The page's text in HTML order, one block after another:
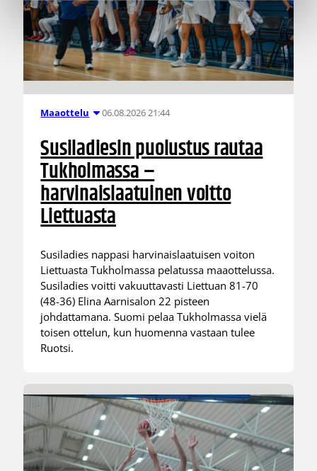
Maaottelu 06.08.2026 21:44
Susiladiesin puolustus rautaa
Tukholmassa –
harvinaislaatuinen voitto
Liettuasta
Susiladies nappasi harvinaislaatuisen voiton
Liettuasta Tukholmassa pelatussa maaottelussa.
Susiladies voitti vakuuttavasti Liettuan 81-70
(48-36) Elina Aarnisalon 22 pisteen
johdattamana. Suomi pelaa Tukholmassa vielä
toisen ottelun, kun huomenna vastaan tulee
Ruotsi.